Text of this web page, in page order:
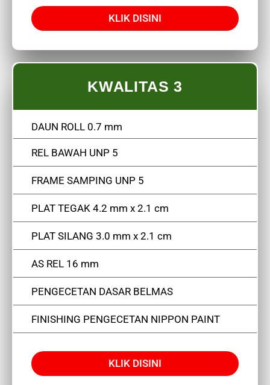
KLIK DISINI
KWALITAS 3
DAUN ROLL 0.7 mm
REL BAWAH UNP 5
FRAME SAMPING UNP 5
PLAT TEGAK 4.2 mm x 2.1 cm
PLAT SILANG 3.0 mm x 2.1 cm
AS REL 16 mm
PENGECETAN DASAR BELMAS
FINISHING PENGECETAN NIPPON PAINT
KLIK DISINI